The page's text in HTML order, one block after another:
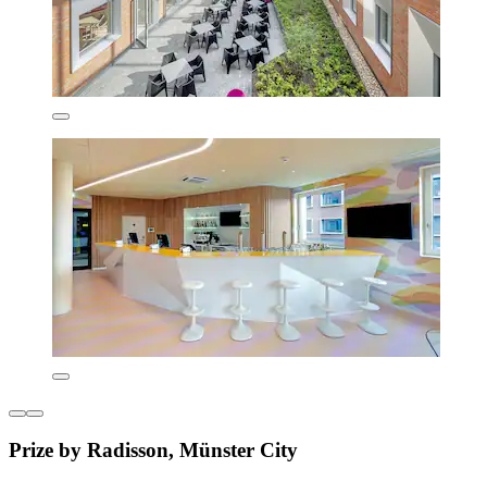
Prize by Radisson, Münster City